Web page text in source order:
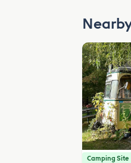
Camping Site